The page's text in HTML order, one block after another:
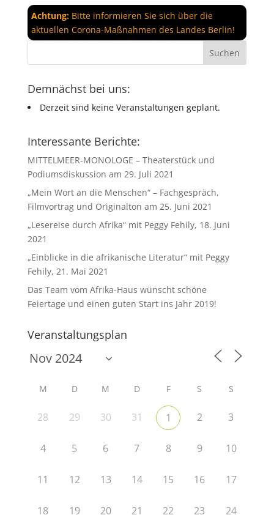
Achtung:Bitte informieren Sie sich über die
aktuellen Corona-Maßnahmen des Landes Berlin!
Demnächst bei uns:
Derzeit sind keine Veranstaltungen geplant.
Interessante Berichte:
MITTELMEER-MONOLOGE – Theaterstück und
Podiumsdiskussion am 29. Juli 2021
„Mein Wort an die Menschen“ – Fachgespräch,
Filmvortrag und Originalton am 25. Juni 2021
„Lesereise durch Afrika“ mit Peggy Fehily, 18. Juni
2021
„Einblicke in die afrikanische Literatur“ mit Peggy
Fehily, 21. Mai 2021
Das Team vom Afrika-Haus wünscht schöne
Feiertage und einen guten Start ins Jahr 2019!
Veranstaltungsplan
M D M D F S S
28 29 30 31 1 2 3
4 5 6 7 8 9 10
11 12 13 14 15 16 17
18 19 20 21 22 23 24